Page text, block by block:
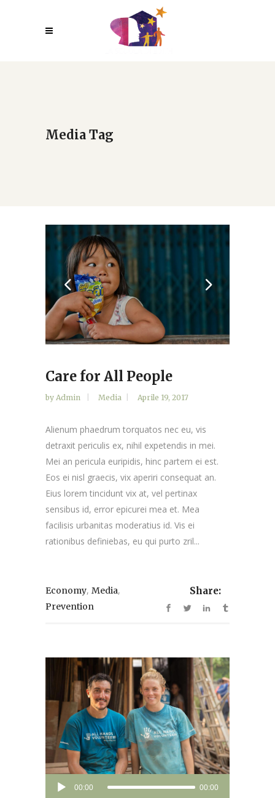
Media Tag
Care for All People
by Admin Media Aprile 19, 2017
Alienum phaedrum torquatos nec eu, vis
detraxit periculis ex, nihil expetendis in mei.
Mei an pericula euripidis, hinc partem ei est.
Eos ei nisl graecis, vix aperiri consequat an.
Eius lorem tincidunt vix at, vel pertinax
sensibus id, error epicurei mea et. Mea
facilisis urbanitas moderatius id. Vis ei
rationibus definiebas, eu qui purto zril...
Economy, Media,
Prevention
Share:
Audio
00:00 00:00